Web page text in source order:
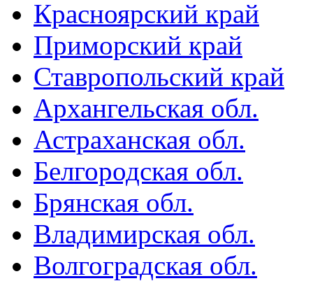
Красноярский край
Приморский край
Ставропольский край
Архангельская обл.
Астраханская обл.
Белгородская обл.
Брянская обл.
Владимирская обл.
Волгоградская обл.